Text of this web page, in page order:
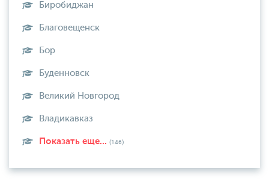
Биробиджан
Благовещенск
Бор
Буденновск
Великий Новгород
Владикавказ
Показать еще... (146)